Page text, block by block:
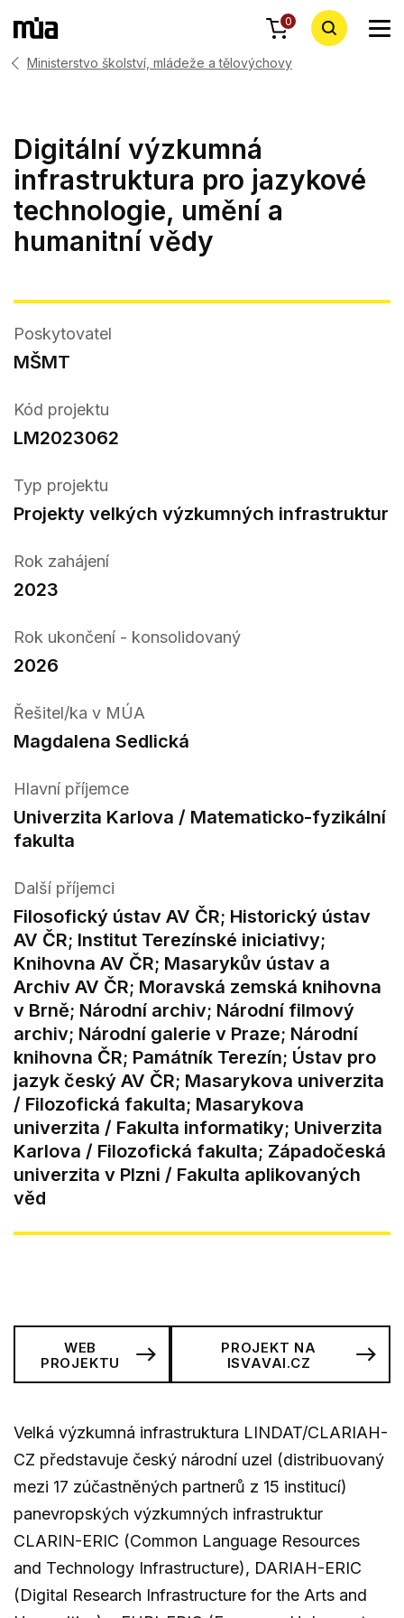
0
Ministerstvo školství, mládeže a tělovýchovy
Digitální výzkumná
infrastruktura pro jazykové
technologie, umění a
humanitní vědy
Poskytovatel
MŠMT
Kód projektu
LM2023062
Typ projektu
Projekty velkých výzkumných infrastruktur
Rok zahájení
2023
Rok ukončení - konsolidovaný
2026
Řešitel/ka v MÚA
Magdalena Sedlická
Hlavní příjemce
Univerzita Karlova / Matematicko-fyzikální
fakulta
Další příjemci
Filosofický ústav AV ČR; Historický ústav
AV ČR; Institut Terezínské iniciativy;
Knihovna AV ČR; Masarykův ústav a
Archiv AV ČR; Moravská zemská knihovna
v Brně; Národní archiv; Národní filmový
archiv; Národní galerie v Praze; Národní
knihovna ČR; Památník Terezín; Ústav pro
jazyk český AV ČR; Masarykova univerzita
/ Filozofická fakulta; Masarykova
univerzita / Fakulta informatiky; Univerzita
Karlova / Filozofická fakulta; Západočeská
univerzita v Plzni / Fakulta aplikovaných
věd
WEB
PROJEKTU
PROJEKT NA
ISVAVAI.CZ
Velká výzkumná infrastruktura LINDAT/CLARIAH-
CZ představuje český národní uzel (distribuovaný
mezi 17 zúčastněných partnerů z 15 institucí)
panevropských výzkumných infrastruktur
CLARIN-ERIC (Common Language Resources
and Technology Infrastructure), DARIAH-ERIC
(Digital Research Infrastructure for the Arts and